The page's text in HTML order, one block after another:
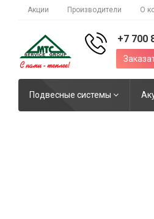
Акции Производители О
+7 700
Подвесные системы